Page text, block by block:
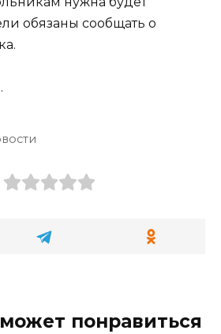
обязаны сообщать о
понравиться